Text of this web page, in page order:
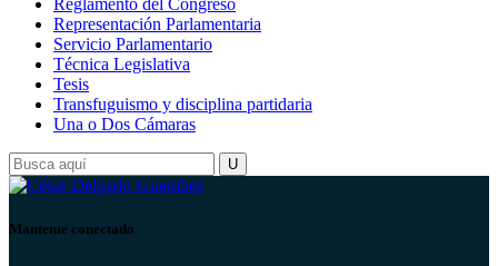
Representación Parlamentaria
Servicio Parlamentario
Técnica Legislativa
Tesis
Transfuguismo y disciplina partidaria
Una o Dos Cámaras
Mantente conectado